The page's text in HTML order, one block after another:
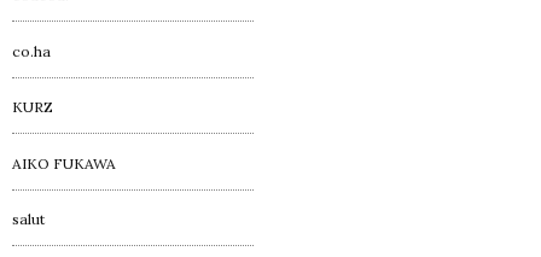
co.ha
KURZ
AIKO FUKAWA
salut